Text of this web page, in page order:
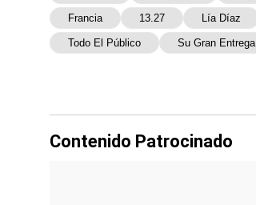
Francia 13.27 Lía Díaz
Todo El Público Su Gran Entrega
Contenido Patrocinado